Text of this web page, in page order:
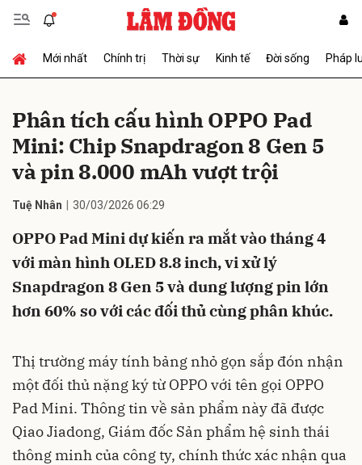
Mới nhất Chính trị Thời sự Kinh tế Đời sống Pháp
Phân tích cấu hình OPPO Pad
Mini: Chip Snapdragon 8 Gen 5
và pin 8.000 mAh vượt trội
Tuệ Nhân 30/03/2026 06:29
OPPO Pad Mini dự kiến ra mắt vào tháng 4
với màn hình OLED 8.8 inch, vi xử lý
Snapdragon 8 Gen 5 và dung lượng pin lớn
hơn 60% so với các đối thủ cùng phân khúc.
Thị trường máy tính bảng nhỏ gọn sắp đón nhận
một đối thủ nặng ký từ OPPO với tên gọi OPPO
Pad Mini. Thông tin về sản phẩm này đã được
Qiao Jiadong, Giám đốc Sản phẩm hệ sinh thái
thông minh của công ty, chính thức xác nhận qua
Gửi bình luận
Hủy Gửi